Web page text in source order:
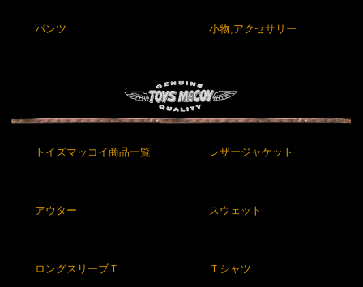
パンツ 小物,アクセサリー
トイズマッコイ商品一覧 レザージャケット
アウター スウェット
ロングスリーブＴ Ｔシャツ